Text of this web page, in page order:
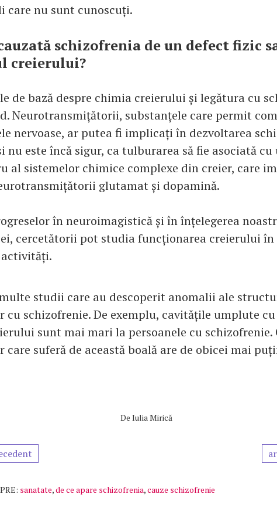
care nu sunt cunoscuți.
schizofrenia de un defect fizic
creierului?
de bază despre chimia creierului și legătura cu
Neurotransmițătorii, substanțele care permit
nervoase, ar putea fi implicați în dezvoltarea
nu este încă sigur, ca tulburarea să fie asociată cu
al sistemelor chimice complexe din creier, care
glutamat și dopamină.
în neuroimagistică și în înțelegerea
cercetătorii pot studia funcționarea creierului
activități.
studii care au descoperit anomalii ale
cu schizofrenie. De exemplu, cavitățile umplute
sunt mai mari la persoanele cu schizofrenie.
care suferă de această boală are de obicei mai
De Iulia Mirică
sanatate,de ce apare schizofrenia,cauze schizofrenie